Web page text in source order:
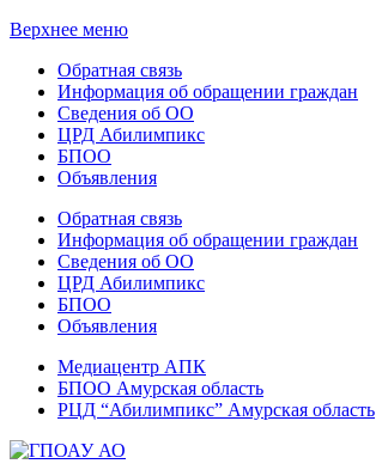
Верхнее меню
Обратная связь
Информация об обращении граждан
Сведения об ОО
ЦРД Абилимпикс
БПОО
Объявления
Обратная связь
Информация об обращении граждан
Сведения об ОО
ЦРД Абилимпикс
БПОО
Объявления
Медиацентр АПК
БПОО Амурская область
РЦД “Абилимпикс” Амурская область